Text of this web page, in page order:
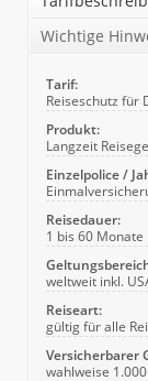
Wichtige
Tarif:
Reiseschutz für
Produkt:
Langzeit
Einzelpolice /
Reisedauer:
1 bis 60 Monate
weltweit inkl.
Reiseart:
gültig für alle
Versicherbarer
wahlweise